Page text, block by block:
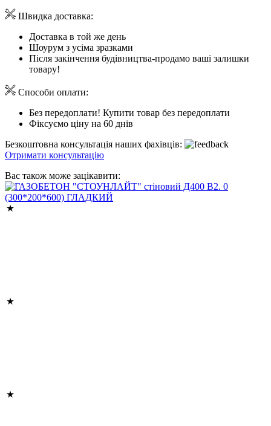
Швидка доставка:
Доставка в той же день
Шоурум з усіма зразками
Після закінчення будівництва-продамо ваші залишки
товару!
Способи оплати:
Без передоплати! Купити товар без передоплати
Фіксуємо ціну на 60 днів
Безкоштовна консультація наших фахівців:
Отримати консультацію
Вас також може зацікавити: